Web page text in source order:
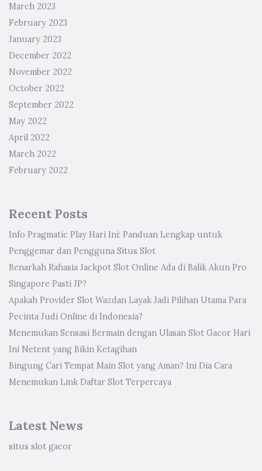
March 2023
February 2023
January 2023
December 2022
November 2022
October 2022
September 2022
May 2022
April 2022
March 2022
February 2022
Recent Posts
Info Pragmatic Play Hari Ini: Panduan Lengkap untuk
Penggemar dan Pengguna Situs Slot
Benarkah Rahasia Jackpot Slot Online Ada di Balik Akun Pro
Singapore Pasti JP?
Apakah Provider Slot Wazdan Layak Jadi Pilihan Utama Para
Pecinta Judi Online di Indonesia?
Menemukan Sensasi Bermain dengan Ulasan Slot Gacor Hari
Ini Netent yang Bikin Ketagihan
Bingung Cari Tempat Main Slot yang Aman? Ini Dia Cara
Menemukan Link Daftar Slot Terpercaya
Latest News
situs slot gacor